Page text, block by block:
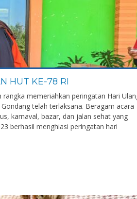
HUT KE-78 RI
memeriahkan peringatan Hari
telah terlaksana. Beragam acara
karnaval, bazar, dan jalan sehat yang
berhasil menghiasi peringatan hari
NIK
NIP
STAT